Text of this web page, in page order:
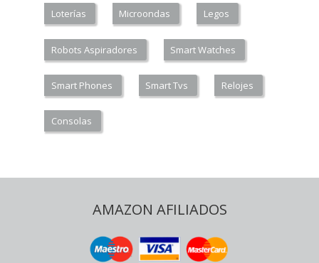
Loterías Microondas Legos
Robots Aspiradores Smart Watches
Smart Phones Smart Tvs Relojes
Consolas
AMAZON AFILIADOS